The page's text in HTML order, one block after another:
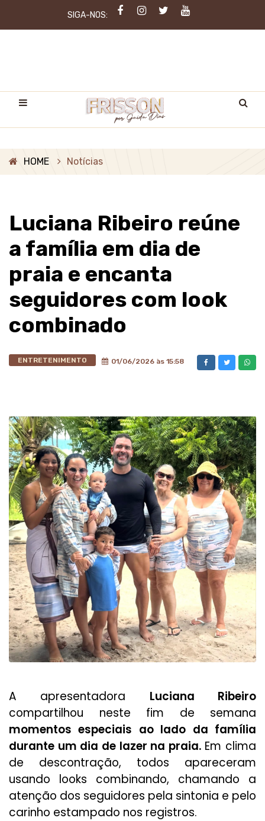
SIGA-NOS:
HOME Notícias
Luciana Ribeiro reúne
a família em dia de
praia e encanta
seguidores com look
combinado
ENTRETENIMENTO 01/06/2026 às 15:58
A apresentadora Luciana Ribeiro
compartilhou neste fim de semana
momentos especiais ao lado da família
durante um dia de lazer na praia.Em clima
de descontração, todos apareceram
usando looks combinando, chamando a
atenção dos seguidores pela sintonia e pelo
carinho estampado nos registros.